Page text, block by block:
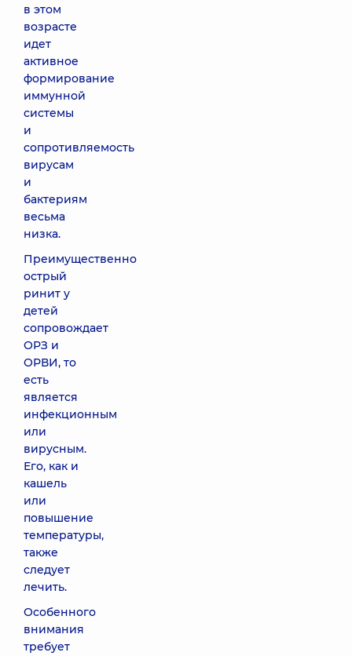
в этом
возрасте
идет
активное
формирование
иммунной
системы
и
сопротивляемость
вирусам
и
бактериям
весьма
низка.
Преимущественно
острый
ринит у
детей
сопровождает
ОРЗ и
ОРВИ, то
есть
является
инфекционным
или
вирусным.
Его, как и
кашель
или
повышение
температуры,
также
следует
лечить.
Особенного
внимания
требует